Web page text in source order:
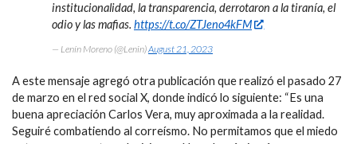
institucionalidad, la transparencia, derrotaron a la tiranía, el
odio y las mafias. https://t.co/ZTJeno4kFM
— Lenín Moreno (@Lenin)August 21, 2023
A este mensaje agregó otra publicación que realizó el pasado 27
de marzo en el red social X, donde indicó lo siguiente: “Es una
buena apreciación Carlos Vera, muy aproximada a la realidad.
Seguiré combatiendo al correísmo. No permitamos que el miedo